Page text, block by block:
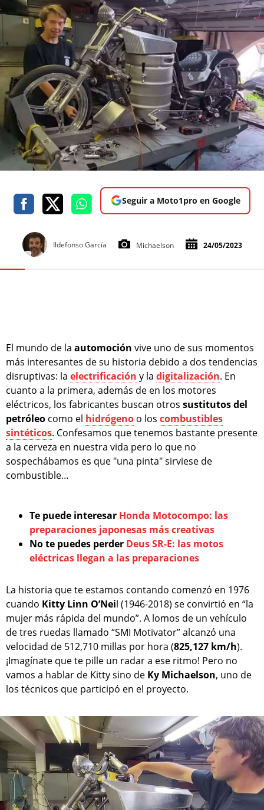
Seguir a Moto1pro en Google
Ildefonso García Michaelson 24/05/2023
El mundo de la automoción vive uno de sus momentos
más interesantes de su historia debido a dos tendencias
disruptivas: la electrificación y la digitalización. En
cuanto a la primera, además de en los motores
eléctricos, los fabricantes buscan otros sustitutos del
petróleo como el hidrógeno o los combustibles
sintéticos. Confesamos que tenemos bastante presente
a la cerveza en nuestra vida pero lo que no
sospechábamos es que "una pinta" sirviese de
combustible…
Te puede interesar Honda Motocompo: las
preparaciones japonesas más creativas
No te puedes perder Deus SR-E: las motos
eléctricas llegan a las preparaciones
La historia que te estamos contando comenzó en 1976
cuando Kitty Linn O’Neil (1946-2018) se convirtió en “la
mujer más rápida del mundo”. A lomos de un vehículo
de tres ruedas llamado “SMI Motivator” alcanzó una
velocidad de 512,710 millas por hora (825,127 km/h).
¡Imagínate que te pille un radar a ese ritmo! Pero no
vamos a hablar de Kitty sino de Ky Michaelson, uno de
los técnicos que participó en el proyecto.